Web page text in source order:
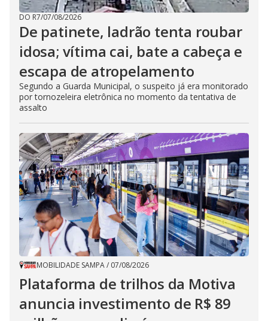
DO R7/07/08/2026
De patinete, ladrão tenta roubar
idosa; vítima cai, bate a cabeça e
escapa de atropelamento
Segundo a Guarda Municipal, o suspeito já era monitorado
por tornozeleira eletrônica no momento da tentativa de
assalto
MOBILIDADE SAMPA/ 07/08/2026
Plataforma de trilhos da Motiva
anuncia investimento de R$ 89